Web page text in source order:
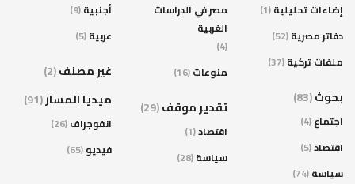
إضاءات تحليلية(1)
دفاتر مصرية(52)
ملفات تركية(37)
بحوث(83)
اجتماع(4)
اقتصاد(5)
سياسة(74)
مصر في الدراسات
الغربية
(4)
منوعات(16)
تقدير موقف(29)
اقتصاد(1)
سياسة(28)
أجنبية(9)
عربية(5)
غير مصنف(2)
ميديا المسار(91)
انفوجراف(26)
فيديو(65)